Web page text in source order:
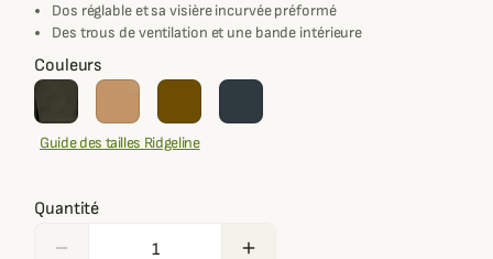
Dos réglable et sa visière incurvée préformé
Des trous de ventilation et une bande intérieure
Couleurs
Guide des tailles Ridgeline
Quantité
remove add